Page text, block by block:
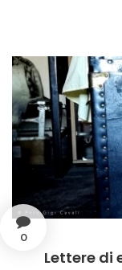
0
Lettere di